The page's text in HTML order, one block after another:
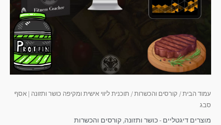
עמוד הבית/ קורסים והכשרות/ תוכנית ליווי אישית ומקיפה כושר ותזונה | אסף
סבג
מוצרים דיגטליים - כושר ותזונה, קורסים והכשרות